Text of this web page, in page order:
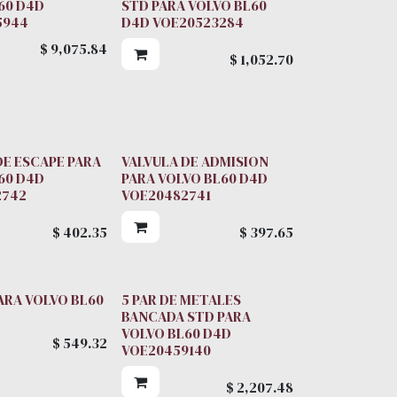
D4D
$ 9,075.84
STD PARA VOLVO BL60
D4D VOE20523284
$ 1,052.70
ESCAPE PARA
D4D
$ 402.35
VALVULA DE ADMISION
PARA VOLVO BL60 D4D
VOE20482741
$ 397.65
VOLVO BL60
$ 549.32
5 PAR DE METALES
BANCADA STD PARA
VOLVO BL60 D4D
VOE20459140
$ 2,207.48